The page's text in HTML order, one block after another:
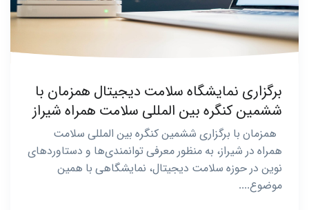
برگزاری نمایشگاه سلامت دیجیتال همزمان با
ششمین کنگره بین المللی سلامت همراه شیراز
همزمان با برگزاری ششمین کنگره بین المللی سلامت
همراه در شیراز، به منظور معرفی توانمندی‌ها و دستاوردهای
نوین در حوزه سلامت دیجیتال، نمایشگاهی با همین
موضوع....